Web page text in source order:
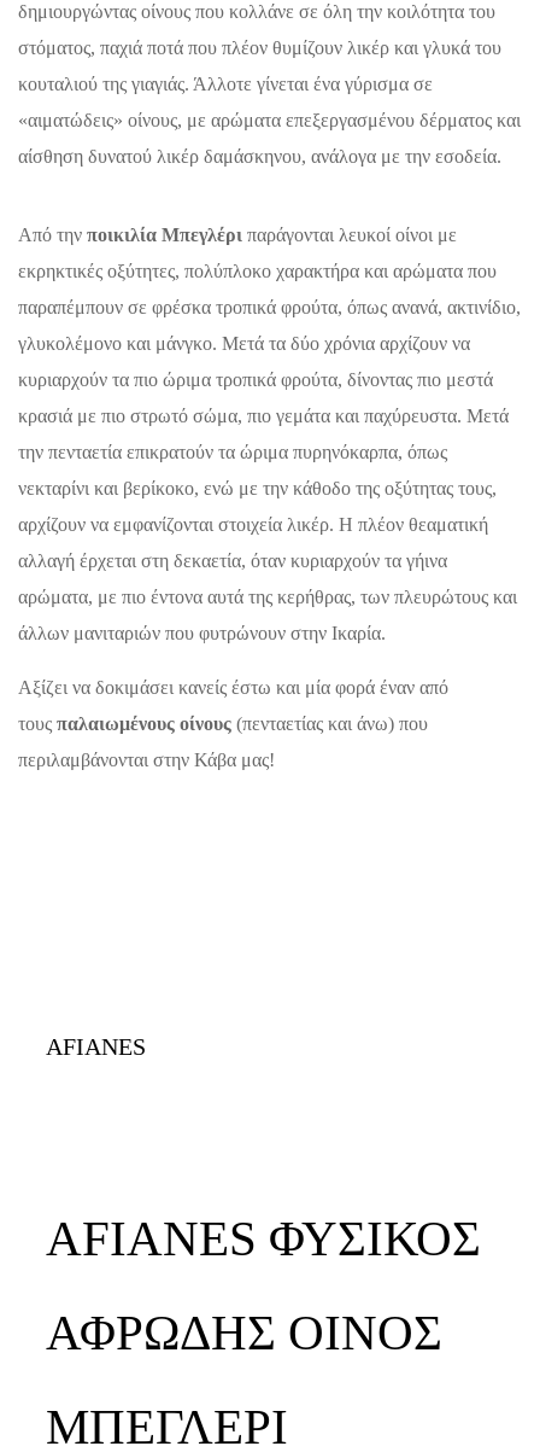
δημιουργώντας οίνους που κολλάνε σε όλη την κοιλότητα του
στόματος, παχιά ποτά που πλέον θυμίζουν λικέρ και γλυκά του
κουταλιού της γιαγιάς. Άλλοτε γίνεται ένα γύρισμα σε
«αιματώδεις» οίνους, με αρώματα επεξεργασμένου δέρματος και
αίσθηση δυνατού λικέρ δαμάσκηνου, ανάλογα με την εσοδεία.
Από την ποικιλία Μπεγλέρι παράγονται λευκοί οίνοι με
εκρηκτικές οξύτητες, πολύπλοκο χαρακτήρα και αρώματα που
παραπέμπουν σε φρέσκα τροπικά φρούτα, όπως ανανά, ακτινίδιο,
γλυκολέμονο και μάνγκο. Μετά τα δύο χρόνια αρχίζουν να
κυριαρχούν τα πιο ώριμα τροπικά φρούτα, δίνοντας πιο μεστά
κρασιά με πιο στρωτό σώμα, πιο γεμάτα και παχύρευστα. Μετά
την πενταετία επικρατούν τα ώριμα πυρηνόκαρπα, όπως
νεκταρίνι και βερίκοκο, ενώ με την κάθοδο της οξύτητας τους,
αρχίζουν να εμφανίζονται στοιχεία λικέρ. Η πλέον θεαματική
αλλαγή έρχεται στη δεκαετία, όταν κυριαρχούν τα γήινα
αρώματα, με πιο έντονα αυτά της κερήθρας, των πλευρώτους και
άλλων μανιταριών που φυτρώνουν στην Ικαρία.
Αξίζει να δοκιμάσει κανείς έστω και μία φορά έναν από
τους παλαιωμένους οίνους (πενταετίας και άνω) που
περιλαμβάνονται στην Κάβα μας!
AFIANES
AFIANES ΦΥΣΙΚΟΣ
ΑΦΡΩΔΗΣ ΟΙΝΟΣ
ΜΠΕΓΛΕΡΙ